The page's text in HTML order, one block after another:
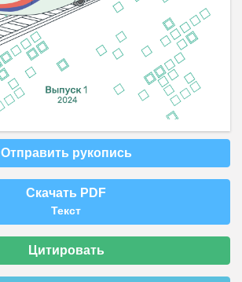
Отправить рукопись
Скачать PDF
Текст
Цитировать